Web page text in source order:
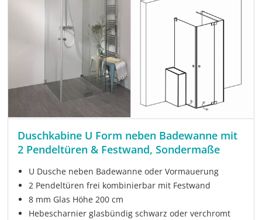
Duschkabine U Form neben Badewanne mit
2 Pendeltüren & Festwand, Sondermaße
U Dusche neben Badewanne oder Vormauerung
2 Pendeltüren frei kombinierbar mit Festwand
8 mm Glas Höhe 200 cm
Hebescharnier glasbündig schwarz oder verchromt